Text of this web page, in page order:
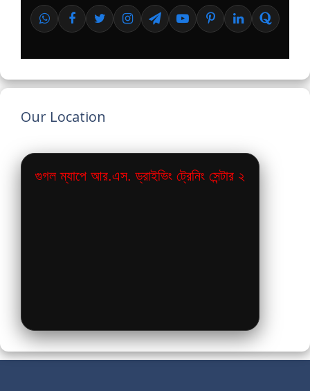
Our Location
গুগল ম্যাপে আর.এস. ড্রাইভিং ট্রেনিং সেন্টার ২